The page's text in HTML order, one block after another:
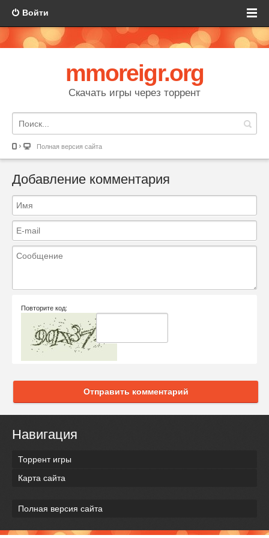
Войти
mmoreigr.org
Скачать игры через торрент
Полная версия сайта
Добавление комментария
Повторите код:
Отправить комментарий
Навигация
Торрент игры
Карта сайта
Полная версия сайта